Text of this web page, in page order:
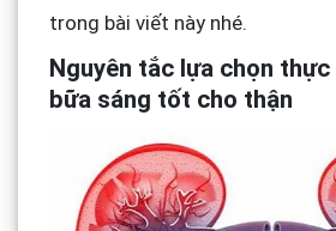
trong bài viết này nhé.
Nguyên tắc lựa chọn thực
bữa sáng tốt cho thận